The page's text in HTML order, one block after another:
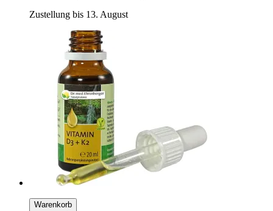
Zustellung bis 13. August
Warenkorb